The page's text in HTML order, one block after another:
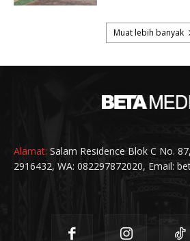
Alamat: Salam Residence Blok C No.
2916432, WA: 082297872020, Email: